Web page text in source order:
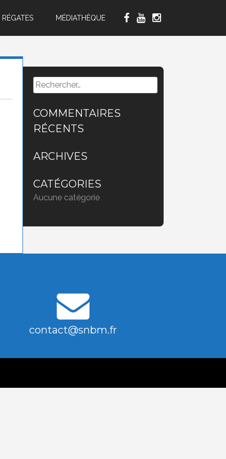
RÉGATES MÉDIATHÈQUE
Rechercher :
COMMENTAIRES
RÉCENTS
ARCHIVES
CATÉGORIES
Aucune catégorie
contact@snbm.fr